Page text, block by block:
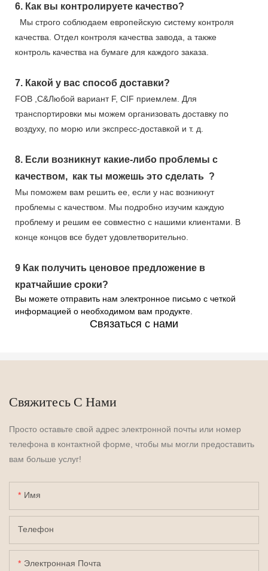
6. Как вы контролируете качество?
Мы строго соблюдаем европейскую систему контроля
качества. Отдел контроля качества завода, а также
контроль качества на бумаге для каждого заказа.
7. Какой у вас способ доставки?
FOB ,C&Любой вариант F, CIF приемлем. Для
транспортировки мы можем организовать доставку по
воздуху, по морю или экспресс-доставкой и т. д.
8. Если возникнут какие-либо проблемы с
качеством, как ты можешь это сделать ?
Мы поможем вам решить ее, если у нас возникнут
проблемы с качеством. Мы подробно изучим каждую
проблему и решим ее совместно с нашими клиентами. В
конце концов все будет удовлетворительно.
9 Как получить ценовое предложение в
кратчайшие сроки?
Вы можете отправить нам электронное письмо с четкой
информацией о необходимом вам продукте.
Связаться с нами
Свяжитесь С Нами
Просто оставьте свой адрес электронной почты или номер
телефона в контактной форме, чтобы мы могли предоставить
вам больше услуг!
Имя
Телефон
Электронная Почта